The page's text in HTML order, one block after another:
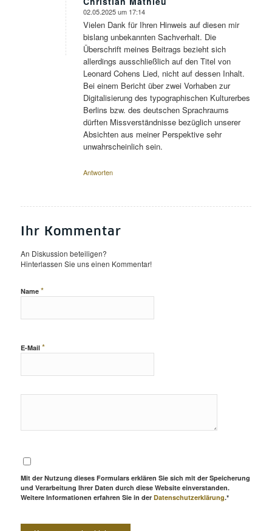
sagte:
02.05.2025 um 17:14
Vielen Dank für Ihren Hinweis auf diesen mir
bislang unbekannten Sachverhalt. Die
Überschrift meines Beitrags bezieht sich
allerdings ausschließlich auf den Titel von
Leonard Cohens Lied, nicht auf dessen Inhalt.
Bei einem Bericht über zwei Vorhaben zur
Digitalisierung des typographischen Kulturerbes
Berlins bzw. des deutschen Sprachraums
dürften Missverständnisse bezüglich unserer
Absichten aus meiner Perspektive sehr
unwahrscheinlich sein.
Antworten
Ihr Kommentar
An Diskussion beteiligen?
Hinterlassen Sie uns einen Kommentar!
Name *
E-Mail *
Mit der Nutzung dieses Formulars erklären Sie sich mit der Speicherung
und Verarbeitung Ihrer Daten durch diese Website einverstanden.
Weitere Informationen erfahren Sie in der Datenschutzerklärung.*